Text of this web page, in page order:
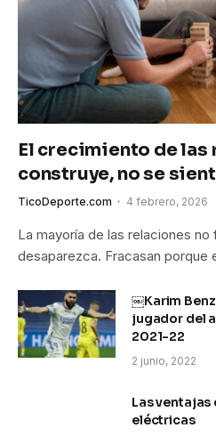
El crecimiento de las
construye, no se
TicoDeporte.com 4 febrero, 2026
La mayoría de las relaciones
desaparezca. Fracasan porque
￼Karim
jugador del
2021-22
2 junio, 2022
Las
eléctricas